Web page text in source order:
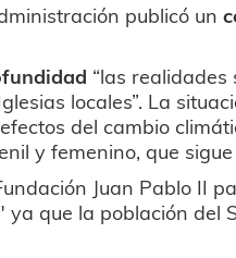
publicó un
“las
locales”. La
del cambio
y femenino, que
Juan Pablo II
ya que la población del